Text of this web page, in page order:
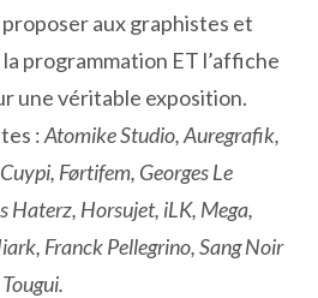
proposer aux graphistes et
programmation ET l’affiche
une véritable exposition.
:Atomike Studio, Auregrafik,
Førtifem, Georges Le
Haterz, Horsujet, iLK, Mega,
Franck Pellegrino, Sang Noir